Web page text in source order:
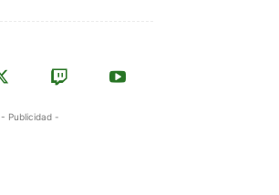
- Publicidad -